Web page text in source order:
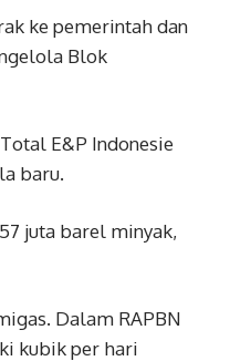
ke pemerintah dan
Blok
E&P Indonesie
baru.
juta barel minyak,
Dalam RAPBN
kubik per hari